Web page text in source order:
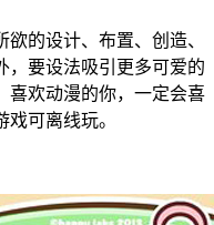
的设计、布置、创造、
，要设法吸引更多可爱的
喜欢动漫的你，一定会喜
可离线玩。